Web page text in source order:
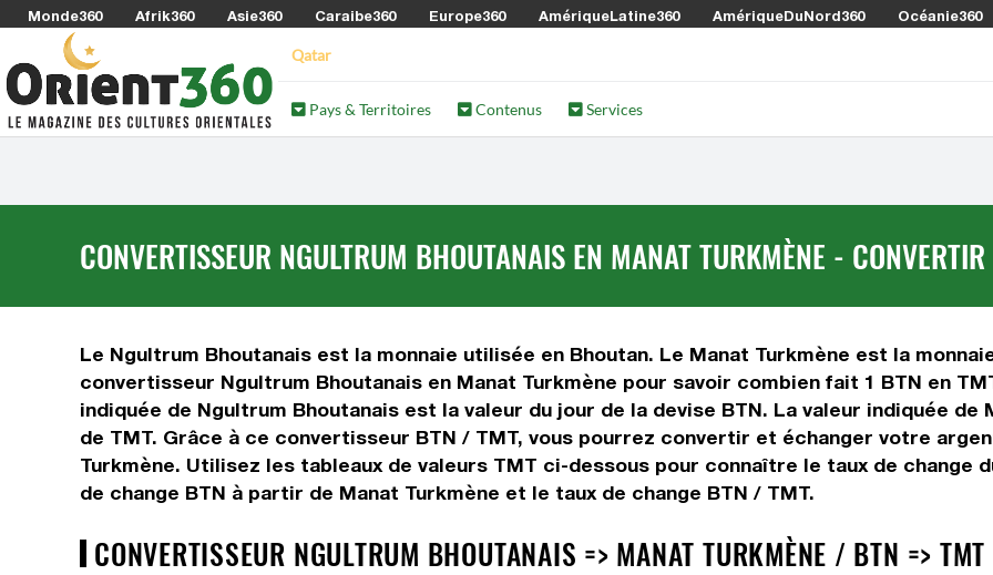
Monde360 Afrik360 Asie360 Caraibe360 Europe360 AmériqueLatine360 AmériqueDuNord360 Océanie360
Qatar
Pays & Territoires Contenus Services
CONVERTISSEUR NGULTRUM BHOUTANAIS EN MANAT TURKMÈNE -
Le Ngultrum Bhoutanais est la monnaie utilisée en Bhoutan. Le Manat Turkmène est la
convertisseur Ngultrum Bhoutanais en Manat Turkmène pour savoir combien fait 1 BTN en
indiquée de Ngultrum Bhoutanais est la valeur du jour de la devise BTN. La valeur indiquée
de TMT. Grâce à ce convertisseur BTN / TMT, vous pourrez convertir et échanger votre
Turkmène. Utilisez les tableaux de valeurs TMT ci-dessous pour connaître le taux de change
de change BTN à partir de Manat Turkmène et le taux de change BTN / TMT.
CONVERTISSEUR NGULTRUM BHOUTANAIS => MANAT TURKMÈNE / BTN => TMT